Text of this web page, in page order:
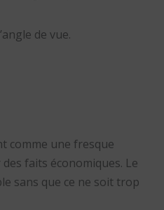
de vue.
comme une fresque
faits économiques. Le
sans que ce ne soit trop